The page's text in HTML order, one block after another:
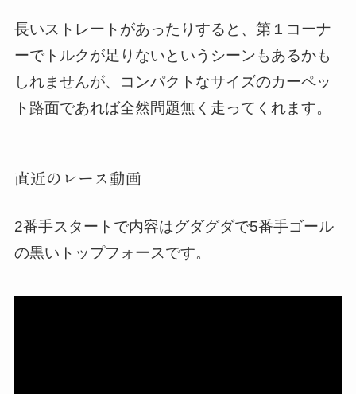
長いストレートがあったりすると、第１コーナ
ーでトルクが足りないというシーンもあるかも
しれませんが、コンパクトなサイズのカーペッ
ト路面であれば全然問題無く走ってくれます。
直近のレース動画
2番手スタートで内容はグダグダで5番手ゴール
の黒いトップフォースです。